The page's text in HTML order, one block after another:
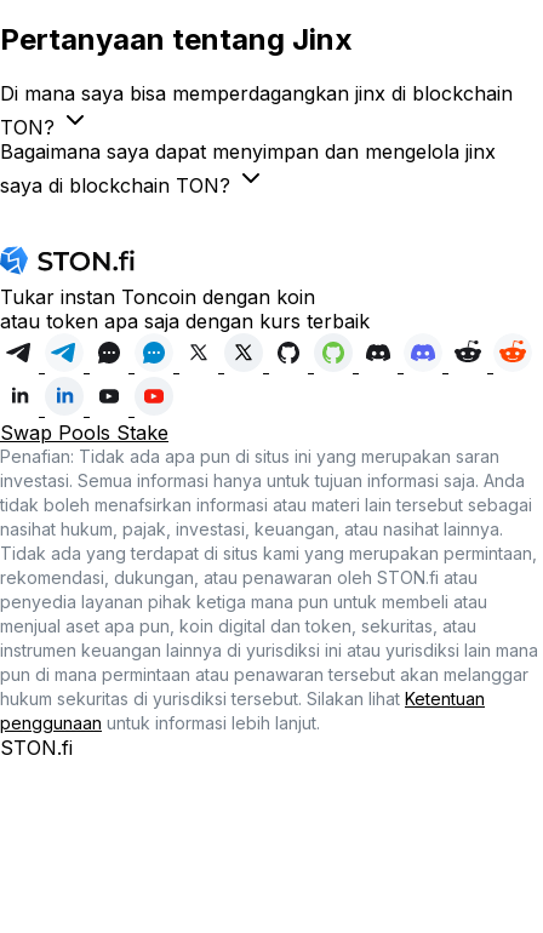
Pertanyaan tentang Jinx
Di mana saya bisa memperdagangkan jinx di blockchain
TON?
Bagaimana saya dapat menyimpan dan mengelola jinx
saya di blockchain TON?
Tukar instan Toncoin dengan koin
atau token apa saja dengan kurs terbaik
Swap Pools Stake
Penafian: Tidak ada apa pun di situs ini yang merupakan saran
investasi. Semua informasi hanya untuk tujuan informasi saja. Anda
tidak boleh menafsirkan informasi atau materi lain tersebut sebagai
nasihat hukum, pajak, investasi, keuangan, atau nasihat lainnya.
Tidak ada yang terdapat di situs kami yang merupakan permintaan,
rekomendasi, dukungan, atau penawaran oleh STON.fi atau
penyedia layanan pihak ketiga mana pun untuk membeli atau
menjual aset apa pun, koin digital dan token, sekuritas, atau
instrumen keuangan lainnya di yurisdiksi ini atau yurisdiksi lain mana
pun di mana permintaan atau penawaran tersebut akan melanggar
hukum sekuritas di yurisdiksi tersebut. Silakan lihat Ketentuan
penggunaan untuk informasi lebih lanjut.
STON.fi